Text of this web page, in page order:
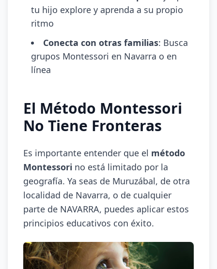
tu hijo explore y aprenda a su propio
ritmo
Conecta con otras familias: Busca
grupos Montessori en Navarra o en
línea
El Método Montessori
No Tiene Fronteras
Es importante entender que el método
Montessori no está limitado por la
geografía. Ya seas de Muruzábal, de otra
localidad de Navarra, o de cualquier
parte de NAVARRA, puedes aplicar estos
principios educativos con éxito.